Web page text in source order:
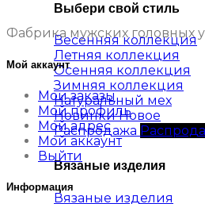
Выбери свой стиль
Весенняя коллекция
Летняя коллекция
Осенняя коллекция
Зимняя коллекция
Натуральный мех
Новинки
Распродажа
Вязаные изделия
Вязаные изделия
Фабрика мужских головных
Мой аккаунт
Мои заказы
Мой профиль
Мой адрес
Мой аккаунт
Выйти
Информация